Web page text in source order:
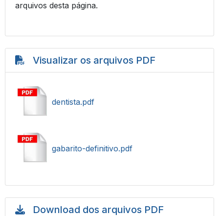
arquivos desta página.
Visualizar os arquivos PDF
dentista.pdf
gabarito-definitivo.pdf
Download dos arquivos PDF